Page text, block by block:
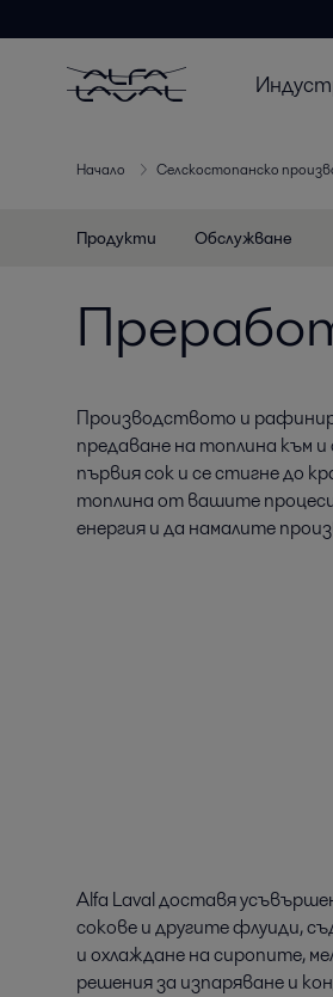
Начало Селскостопанско
Продукти Обслужване
Производството и
предаване на топлина към
първия сок и се стигне до
топлина от вашите
енергия и да намалите
Alfa Laval доставя
сокове и другите флуиди,
и охлаждане на сиропите,
решения за изпаряване и